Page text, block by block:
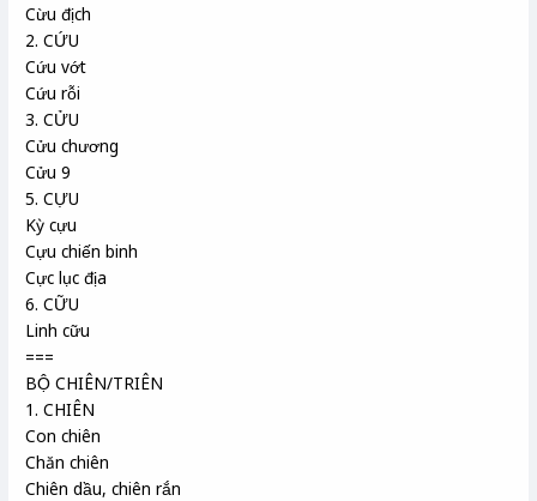
Cừu địch
2. CỨU
Cứu vớt
Cứu rỗi
3. CỬU
Cửu chương
Cửu 9
5. CỰU
Kỳ cựu
Cựu chiến binh
Cực lục địa
6. CỮU
Linh cữu
===
BỘ CHIÊN/TRIÊN
1. CHIÊN
Con chiên
Chăn chiên
Chiên dầu, chiên rắn